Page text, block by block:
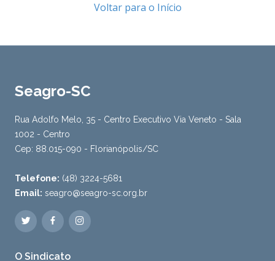
Voltar para o Início
Seagro-SC
Rua Adolfo Melo, 35 - Centro Executivo Via Veneto - Sala
1002 - Centro
Cep: 88.015-090 - Florianópolis/SC
Telefone: (48) 3224-5681
Email: seagro@seagro-sc.org.br
O Sindicato